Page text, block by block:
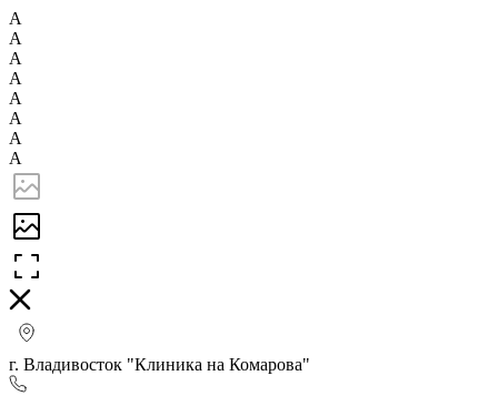
А
А
А
А
А
А
А
А
г. Владивосток "Клиника на Комарова"